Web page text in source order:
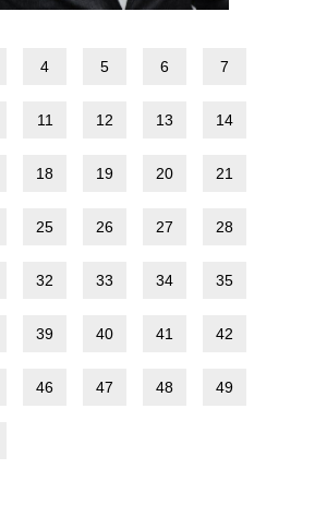
4 5 6 7
11 12 13 14
18 19 20 21
25 26 27 28
32 33 34 35
39 40 41 42
46 47 48 49